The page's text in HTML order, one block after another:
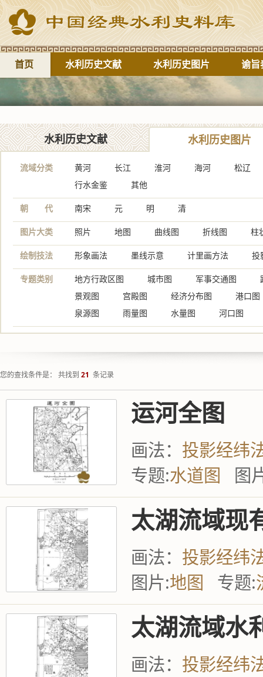
首页 水利历史文献 水利历史图片 谕旨
水利历史文献 水利历史图片
流域分类 黄河 长江 淮河 海河
松辽
行水金鉴
其他
朝 代 南宋 元 明 清
图片大类 照片 地图 曲线图 折线图 柱
绘制技法 形象画法 墨线示意 计里画方法 投
专题类别 地方行政区图 城市图 军事交通图
景观图
宫殿图 经济分布图
港口图
泉源图
雨量图 水量图 河口图
您的查找条件是： 共找到 21 条记录
运河全图
画法： 投影经纬
专题:水道图 图
太湖流域现
画法： 投影经纬
图片:地图 专题:
太湖流域水
画法： 投影经纬